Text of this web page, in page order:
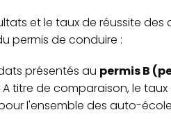
et le taux de réussite des
permis de conduire :
présentés au permis B
A titre de comparaison, le
l'ensemble des auto-